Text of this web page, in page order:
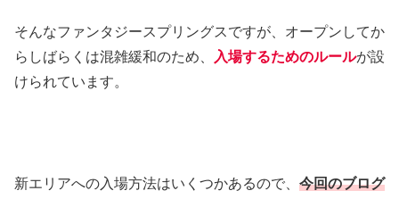
そんなファンタジースプリングスですが、オープンしてか
らしばらくは混雑緩和のため、
入場するためのルールが設
けられています。
新エリアへの入場方法はいくつかあるので、 今回のブログ